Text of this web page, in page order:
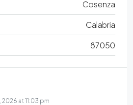
Cosenza
Calabria
87050
at 11:03 pm